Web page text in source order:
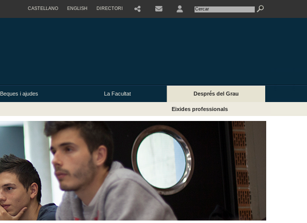
CASTELLANO ENGLISH DIRECTORI
Beques i ajudes La Facultat Després del Grau
Eixides professionals